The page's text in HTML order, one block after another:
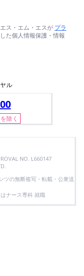
ス・エム・エスが プラ
た個人情報保護・情報
ル
除く
NO. L660147
ツの無断複写・転載・公衆送
ナース専科 就職